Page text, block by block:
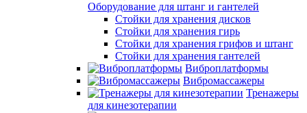
Оборудование для штанг и гантелей
Стойки для хранения дисков
Стойки для хранения гирь
Стойки для хранения грифов и штанг
Стойки для хранения гантелей
Виброплатформы
Вибромассажеры
Тренажеры
для кинезотерапии